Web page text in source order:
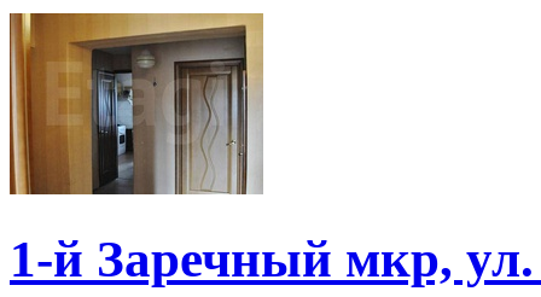
1-й Заречный мкр,